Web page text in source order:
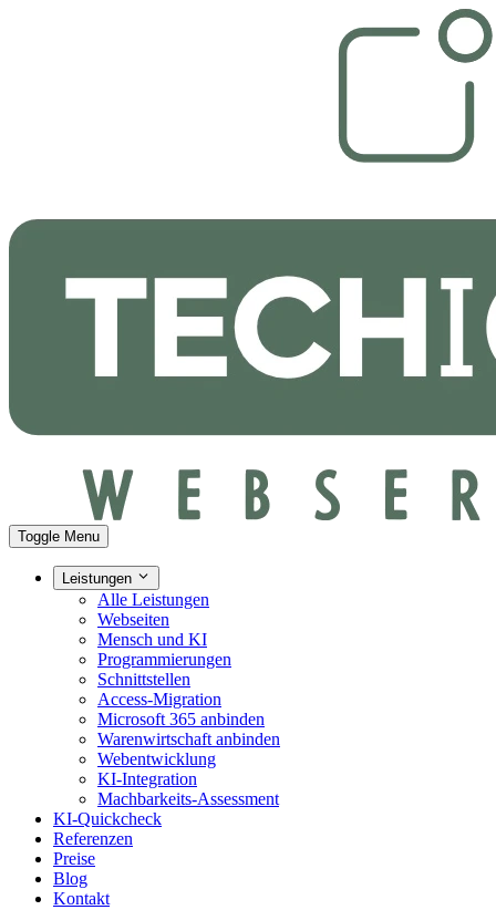
Toggle Menu
Leistungen
Alle Leistungen
Webseiten
Mensch und KI
Programmierungen
Schnittstellen
Access-Migration
Microsoft 365 anbinden
Warenwirtschaft anbinden
Webentwicklung
KI-Integration
Machbarkeits-Assessment
KI-Quickcheck
Referenzen
Preise
Blog
Kontakt